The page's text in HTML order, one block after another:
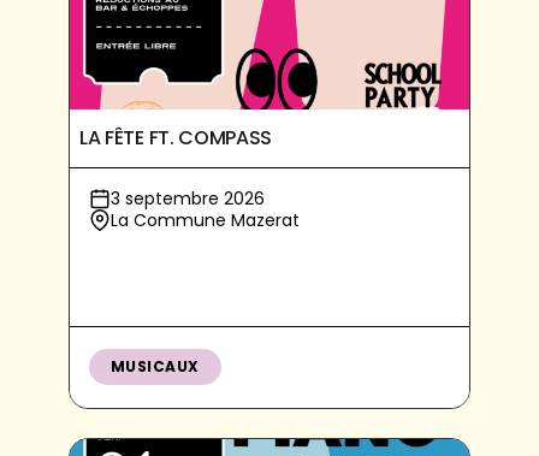
LA FÊTE FT. COMPASS
3 septembre 2026
La Commune Mazerat
MUSICAUX